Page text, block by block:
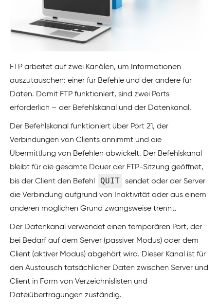
FTP arbeitet auf zwei Kanälen, um Informationen
auszutauschen: einer für Befehle und der andere für
Daten. Damit FTP funktioniert, sind zwei Ports
erforderlich – der Befehlskanal und der Datenkanal.
Der Befehlskanal funktioniert über Port 21, der
Verbindungen von Clients annimmt und die
Übermittlung von Befehlen abwickelt. Der Befehlskanal
bleibt für die gesamte Dauer der FTP-Sitzung geöffnet,
bis der Client den Befehl
QUIT
sendet oder der Server
die Verbindung aufgrund von Inaktivität oder aus einem
anderen möglichen Grund zwangsweise trennt.
Der Datenkanal verwendet einen temporären Port, der
bei Bedarf auf dem Server (passiver Modus) oder dem
Client (aktiver Modus) abgehört wird. Dieser Kanal ist für
den Austausch tatsächlicher Daten zwischen Server und
Client in Form von Verzeichnislisten und
Dateiübertragungen zuständig.